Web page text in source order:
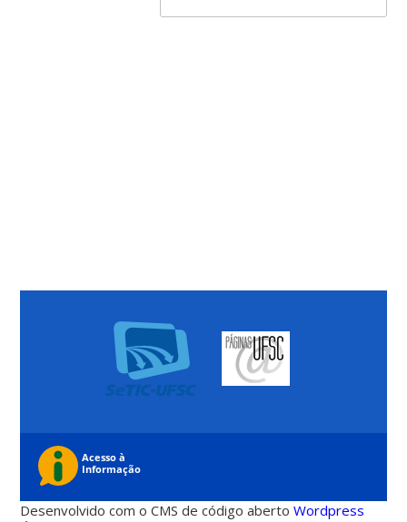
Desenvolvido com o CMS de código abertoWordpress